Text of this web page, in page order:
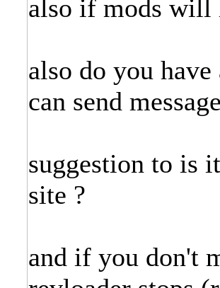
also if mods will
also do you
can send
suggestion to is
site ?
and if you don't